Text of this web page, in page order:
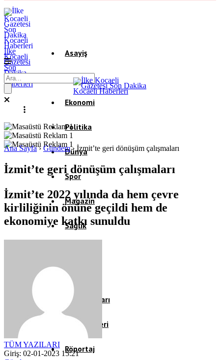
İlke
Kocaeli
Gazetesi
Son
Dakika
Kocaeli
Haberleri
Asayiş
Gündem
Ekonomi
Politika
Dünya
Spor
Magazin
Sağlık
Teknoloji
Köşe Yazıları
Video Galeri
Röportaj
Ana Sayfa› Gündem› İzmit’te geri dönüşüm çalışmaları
İzmit’te geri dönüşüm çalışmaları
İzmit’te 2022 yılında da hem çevre
kirliliğinin önüne geçildi hem de
ekonomiye katkı sunuldu
TÜM YAZILARI
Giriş: 02-01-2023 15:21